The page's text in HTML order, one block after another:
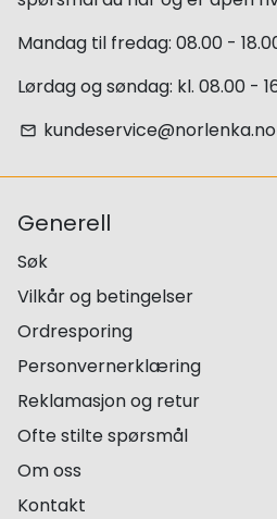
Mandag til fredag: 08.00 -
Lørdag og søndag: kl. 08.00 -
email kundeservice@norlenka.no
Generell
Søk
Vilkår og betingelser
Ordresporing
Personvernerklæring
Reklamasjon og retur
Ofte stilte spørsmål
Om oss
Kontakt